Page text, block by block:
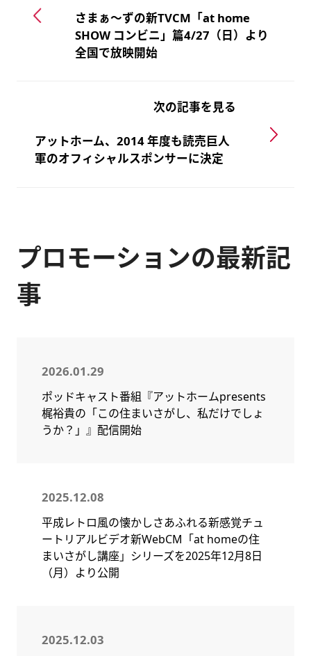
さまぁ～ずの新TVCM「at home
SHOW コンビニ」篇4/27（日）より
全国で放映開始
次の記事を見る
アットホーム、2014 年度も読売巨人
軍のオフィシャルスポンサーに決定
プロモーションの最新記
事
2026.01.29
ポッドキャスト番組『アットホームpresents
梶裕貴の「この住まいさがし、私だけでしょ
うか？」』配信開始
2025.12.08
平成レトロ風の懐かしさあふれる新感覚チュ
ートリアルビデオ新WebCM「at homeの住
まいさがし講座」シリーズを2025年12月8日
（月）より公開
2025.12.03